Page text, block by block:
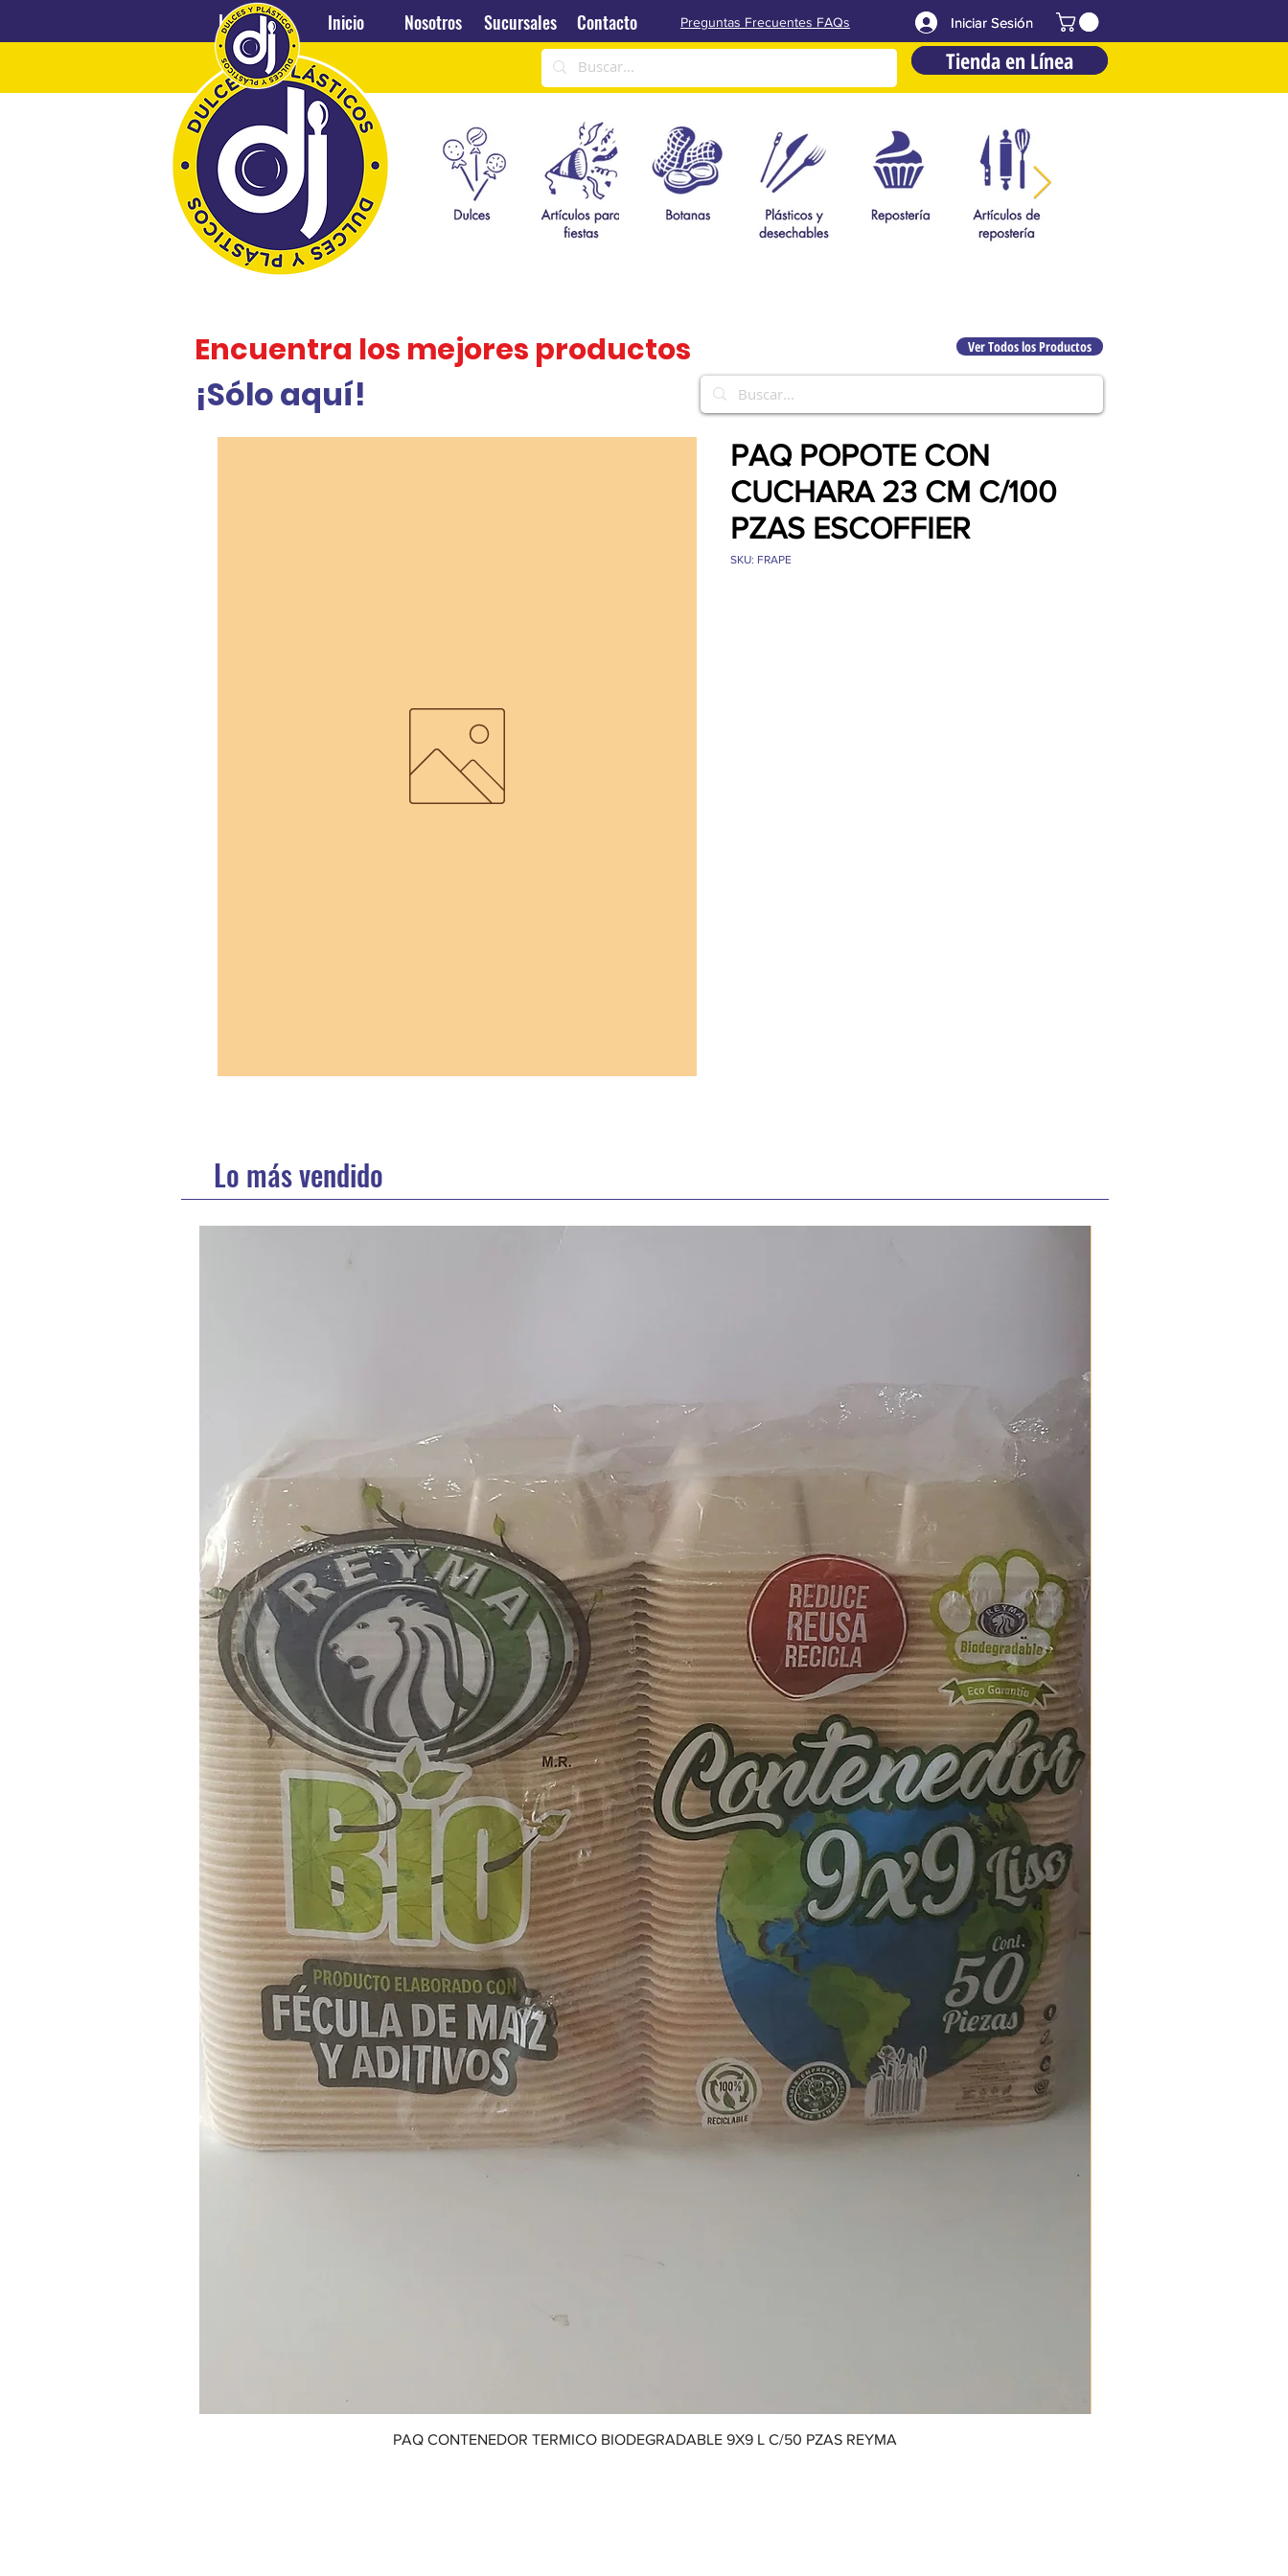
Inicio Nosotros Sucursales Contacto Preguntas Frecuentes FAQs Iniciar Sesión
Tienda en Línea
Tienda en Línea
Inicio Nosotros Sucursales Contacto Iniciar Sesión
PAQ POPOTE CON
CUCHARA 23 CM C/100
PZAS ESCOFFIER
SKU: FRAPE
Encuentra los mejores productos
¡Sólo aquí!
Ver Todos los Productos
Lo más vendido
PAQ CONTENEDOR TERMICO BIODEGRADABLE 9X9 L C/50 PZAS REYMA